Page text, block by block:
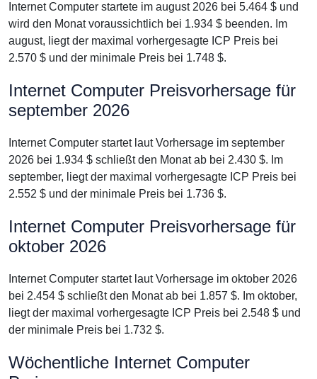
Internet Computer startete im august 2026 bei 5.464 $ und
wird den Monat voraussichtlich bei 1.934 $ beenden. Im
august, liegt der maximal vorhergesagte ICP Preis bei
2.570 $ und der minimale Preis bei 1.748 $.
Internet Computer Preisvorhersage für
september 2026
Internet Computer startet laut Vorhersage im september
2026 bei 1.934 $ schließt den Monat ab bei 2.430 $. Im
september, liegt der maximal vorhergesagte ICP Preis bei
2.552 $ und der minimale Preis bei 1.736 $.
Internet Computer Preisvorhersage für
oktober 2026
Internet Computer startet laut Vorhersage im oktober 2026
bei 2.454 $ schließt den Monat ab bei 1.857 $. Im oktober,
liegt der maximal vorhergesagte ICP Preis bei 2.548 $ und
der minimale Preis bei 1.732 $.
Wöchentliche Internet Computer